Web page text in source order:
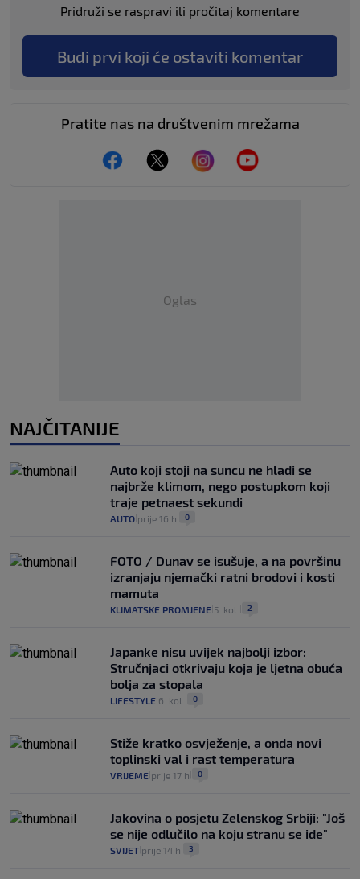
Pridruži se raspravi ili pročitaj komentare
Budi prvi koji će ostaviti komentar
Pratite nas na društvenim mrežama
Oglas
NAJČITANIJE
Auto koji stoji na suncu ne hladi se
najbrže klimom, nego postupkom koji
traje petnaest sekundi
AUTO prije 16 h 0
FOTO / Dunav se isušuje, a na površinu
izranjaju njemački ratni brodovi i kosti
mamuta
KLIMATSKE PROMJENE 5. kol. 2
Japanke nisu uvijek najbolji izbor:
Stručnjaci otkrivaju koja je ljetna obuća
bolja za stopala
LIFESTYLE 6. kol. 0
Stiže kratko osvježenje, a onda novi
toplinski val i rast temperatura
VRIJEME prije 17 h 0
Jakovina o posjetu Zelenskog Srbiji: "Još
se nije odlučilo na koju stranu se ide"
SVIJET prije 14 h 3